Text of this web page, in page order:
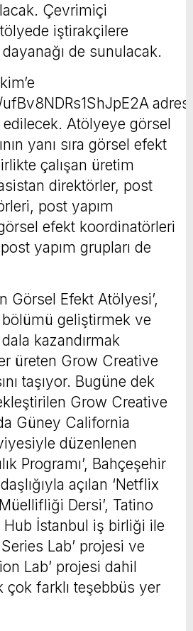
Çevrimiçi
iştirakçilere
de sunulacak.
adresi
Atölyeye görsel
yanı sıra görsel efekt
çalışan üretim
direktörler, post
post yapım
efekt koordinatörleri
yapım grupları de
Görsel Efekt Atölyesi’,
geliştirmek ve
kazandırmak
üreten Grow Creative
taşıyor. Bugüne dek
Grow Creative
Güney California
düzenlenen
Programı’, Bahçeşehir
açılan ‘Netflix
Dersi’, Tatino
İstanbul iş birliği ile
Lab’ projesi ve
Lab’ projesi dahil
çok farklı teşebbüs yer